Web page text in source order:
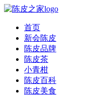
首页
新会陈皮
陈皮品牌
陈皮茶
小青柑
陈皮百科
陈皮美食